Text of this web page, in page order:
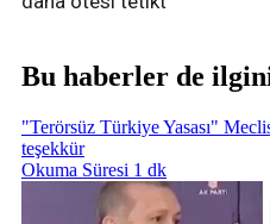
Bu haberler de
"Terörsüz Türkiye Yasası"
teşekkür
Okuma Süresi 1 dk